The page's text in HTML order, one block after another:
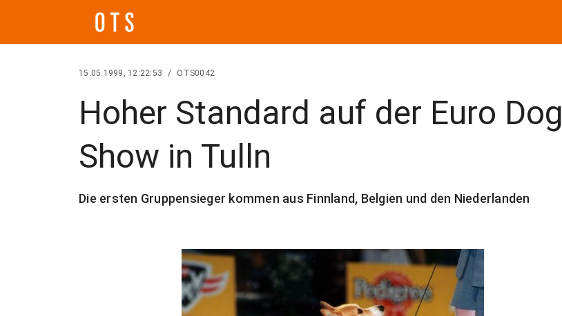
15.05.1999, 12:22:53 / OTS0042
Hoher Standard auf der Euro Dog
Show in Tulln
Die ersten Gruppensieger kommen aus Finnland, Belgien und den Niederlanden